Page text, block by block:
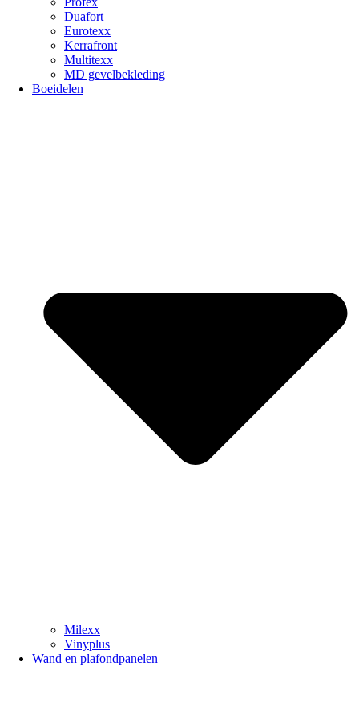
Duafort
Eurotexx
Kerrafront
Multitexx
MD gevelbekleding
Boeidelen
Milexx
Vinyplus
Wand en plafondpanelen